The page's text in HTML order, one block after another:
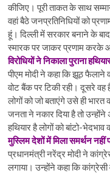
कीजिए। पूरी ताकत के साथ
वहां बैठे जनप्रतिनिधियों को
हूं। दिल्ली में सरकार बनाने के
स्मारक पर जाकर प्रणाम करके
विरोधियों ने निकाला पुराना
पीएम मोदी ने कहा कि झूठ
वोट बैंक पर टिकी रही। दूसरे वह
लोगों को जो बताएंगे उसे ही
जनता ने नकार दिया है तो
हथियार है लोगों को बांटो-
मुस्लिम देशों में मिला समर्थन नहीं
प्रधानमंत्री नरेंद्र मोदी ने
लगाया। उन्होंने कहा कि